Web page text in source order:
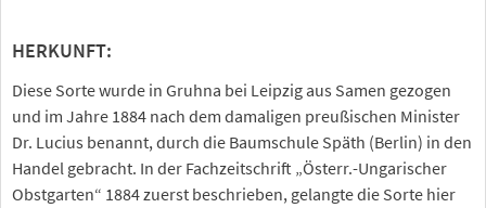
HERKUNFT:
Diese Sorte wurde in Gruhna bei Leipzig aus Samen gezogen
und im Jahre 1884 nach dem damaligen preußischen Minister
Dr. Lucius benannt, durch die Baumschule Späth (Berlin) in den
Handel gebracht. In der Fachzeitschrift „Österr.-Ungarischer
Obstgarten“ 1884 zuerst beschrieben, gelangte die Sorte hier